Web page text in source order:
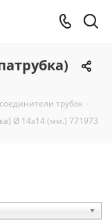
трубок -
Ø 14х14 (мм.) 771973